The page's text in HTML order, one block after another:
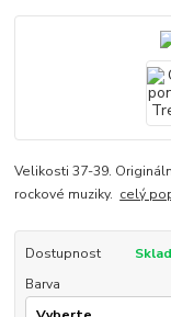
Velikosti 37-39.
rockové muziky. celý
Dostupnost
Barva